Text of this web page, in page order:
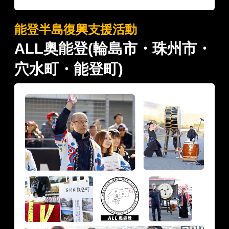
能登半島復興支援活動
ALL奥能登(輪島市・珠州市・
穴水町・能登町)